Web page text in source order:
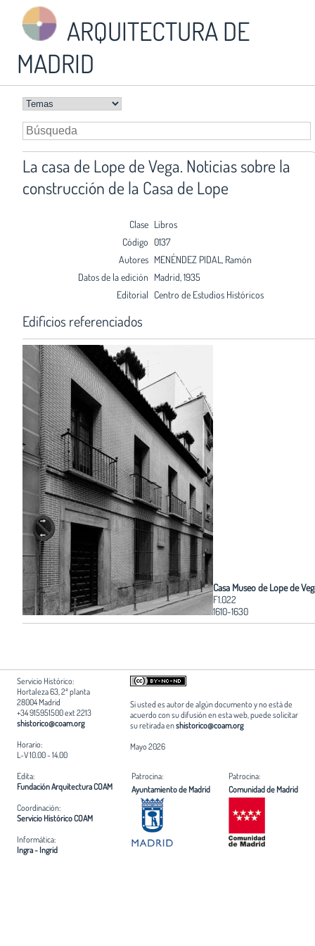
ARQUITECTURA DE
MADRID
La casa de Lope de Vega. Noticias sobre la
construcción de la Casa de Lope
Clase Libros
Código 0137
Autores MENÉNDEZ PIDAL, Ramón
Datos de la edición Madrid, 1935
Editorial Centro de Estudios Históricos
Edificios referenciados
Casa Museo de Lope de
F1.022
1610-1630
Servicio Histórico:
Hortaleza 63, 2ª planta
28004 Madrid
+34 915951500 ext 2213
shistorico@coam.org
Horario:
L-V 10.00 - 14.00
Si usted es autor de algún documento y no está de
acuerdo con su difusión en esta web, puede solicitar
su retirada enshistorico@coam.org
Mayo 2026
Edita:
Fundación Arquitectura COAM
Coordinación:
Servicio Histórico COAM
Informática:
Ingra - Ingrid
Patrocina:
Ayuntamiento de Madrid
Patrocina:
Comunidad de Madrid